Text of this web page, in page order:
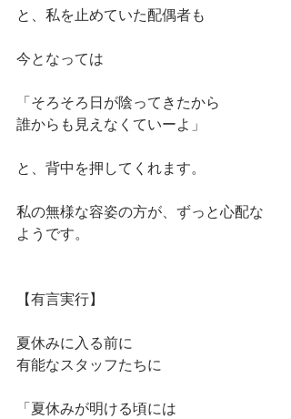
と、私を止めていた配偶者も
今となっては
「そろそろ日が陰ってきたから
誰からも見えなくていーよ」
と、背中を押してくれます。
私の無様な容姿の方が、ずっと心配な
ようです。
【有言実行】
夏休みに入る前に
有能なスタッフたちに
「夏休みが明ける頃には